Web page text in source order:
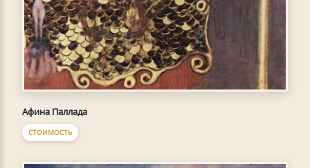
Афина Паллада
СТОИМОСТЬ